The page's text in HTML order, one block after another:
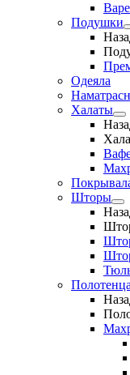
Подушки
Одеяла
Халаты
Шторы
Полотенца